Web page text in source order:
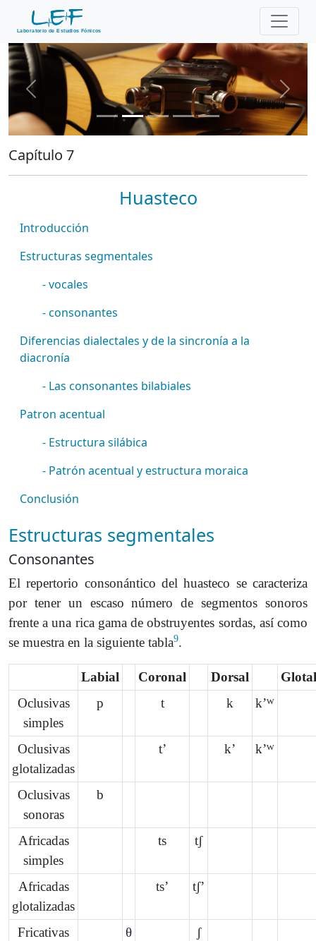
Previous Next
Capítulo 7
Huasteco
Introducción
Estructuras segmentales
- vocales
- consonantes
Diferencias dialectales y de la sincronía a la
diacronía
- Las consonantes bilabiales
Patron acentual
- Estructura silábica
- Patrón acentual y estructura moraica
Conclusión
Estructuras segmentales
Consonantes
El repertorio consonántico del huasteco se caracteriza
por tener un escaso número de segmentos sonoros
frente a una rica gama de obstruyentes sordas, así como
se muestra en la siguiente tabla9.
Labial Coronal Dorsal
Glotal
Oclusivas
simples
p t k kʼᵂ
Oclusivas
glotalizadas
tʼ kʼ kʼᵂ
Oclusivas
sonoras
b
Africadas
simples
ts tʃ
Africadas
glotalizadas
tsʼ tʃʼ
Fricativas θ
ʃ